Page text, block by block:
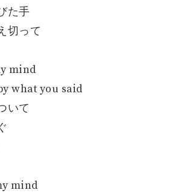
た手
切って
mind
what you said
いて
mind